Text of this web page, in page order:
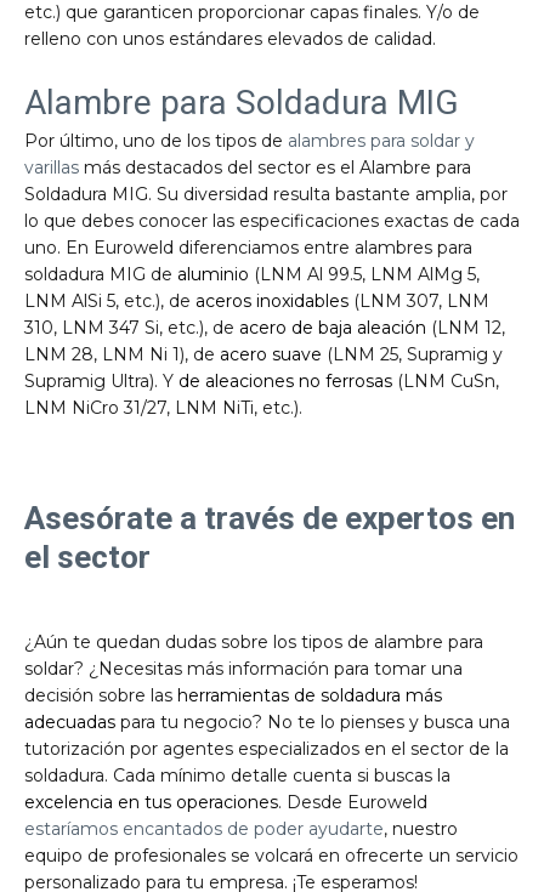
etc.) que garanticen proporcionar capas finales. Y/o de
relleno con unos estándares elevados de calidad.
Alambre para Soldadura MIG
Por último, uno de los tipos de alambres para soldar y
varillas más destacados del sector es el Alambre para
Soldadura MIG. Su diversidad resulta bastante amplia, por
lo que debes conocer las especificaciones exactas de cada
uno. En Euroweld diferenciamos entre alambres para
soldadura MIG de aluminio (LNM Al 99.5, LNM AlMg 5,
LNM AlSi 5, etc.), de aceros inoxidables (LNM 307, LNM
310, LNM 347 Si, etc.), de acero de baja aleación (LNM 12,
LNM 28, LNM Ni 1), de acero suave (LNM 25, Supramig y
Supramig Ultra). Y de aleaciones no ferrosas (LNM CuSn,
LNM NiCro 31/27, LNM NiTi, etc.).
Asesórate a través de expertos en
el sector
¿Aún te quedan dudas sobre los tipos de alambre para
soldar? ¿Necesitas más información para tomar una
decisión sobre las herramientas de soldadura más
adecuadas para tu negocio? No te lo pienses y busca una
tutorización por agentes especializados en el sector de la
soldadura. Cada mínimo detalle cuenta si buscas la
excelencia en tus operaciones. Desde Euroweld
estaríamos encantados de poder ayudarte, nuestro
equipo de profesionales se volcará en ofrecerte un servicio
personalizado para tu empresa. ¡Te esperamos!